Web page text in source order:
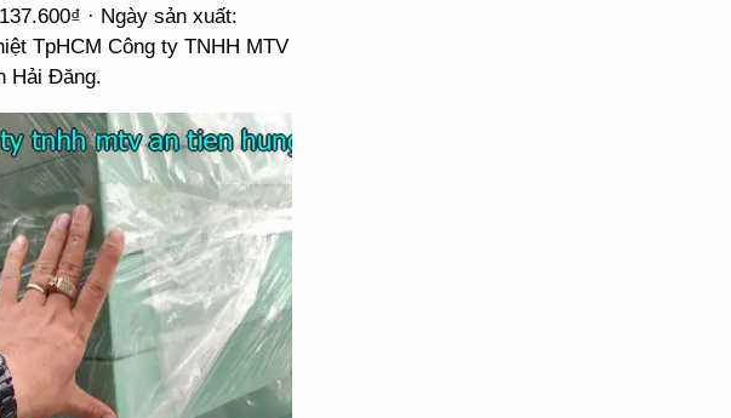
· Ngày sản xuất:
TpHCM Công ty TNHH MTV
Hải Đăng.